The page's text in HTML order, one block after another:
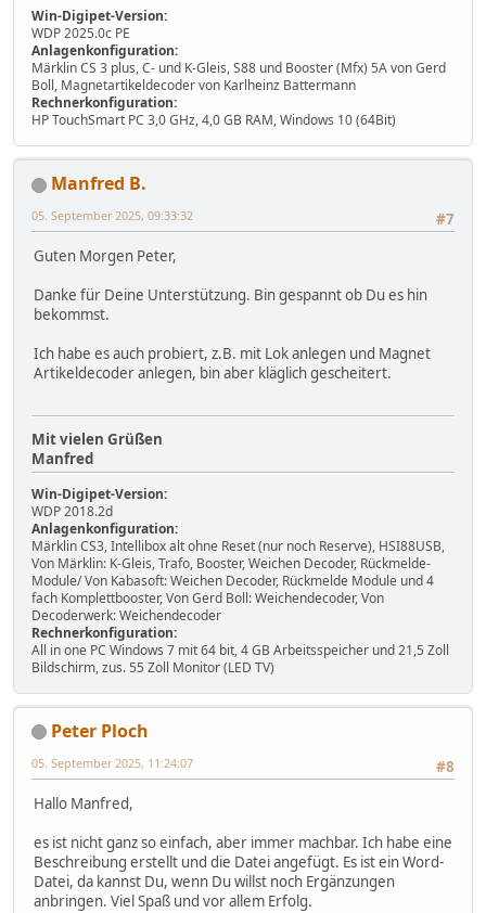
Win-Digipet-Version:
WDP 2025.0c PE
Anlagenkonfiguration:
Märklin CS 3 plus, C- und K-Gleis, S88 und Booster (Mfx) 5A von Gerd
Boll, Magnetartikeldecoder von Karlheinz Battermann
Rechnerkonfiguration:
HP TouchSmart PC 3,0 GHz, 4,0 GB RAM, Windows 10 (64Bit)
Manfred B.
#7
05. September 2025, 09:33:32
Guten Morgen Peter,
Danke für Deine Unterstützung. Bin gespannt ob Du es hin
bekommst.
Ich habe es auch probiert, z.B. mit Lok anlegen und Magnet
Artikeldecoder anlegen, bin aber kläglich gescheitert.
Mit vielen Grüßen
Manfred
Win-Digipet-Version:
WDP 2018.2d
Anlagenkonfiguration:
Märklin CS3, Intellibox alt ohne Reset (nur noch Reserve), HSI88USB,
Von Märklin: K-Gleis, Trafo, Booster, Weichen Decoder, Rückmelde-
Module/ Von Kabasoft: Weichen Decoder, Rückmelde Module und 4
fach Komplettbooster, Von Gerd Boll: Weichendecoder, Von
Decoderwerk: Weichendecoder
Rechnerkonfiguration:
All in one PC Windows 7 mit 64 bit, 4 GB Arbeitsspeicher und 21,5 Zoll
Bildschirm, zus. 55 Zoll Monitor (LED TV)
Peter Ploch
#8
05. September 2025, 11:24:07
Hallo Manfred,
es ist nicht ganz so einfach, aber immer machbar. Ich habe eine
Beschreibung erstellt und die Datei angefügt. Es ist ein Word-
Datei, da kannst Du, wenn Du willst noch Ergänzungen
anbringen. Viel Spaß und vor allem Erfolg.